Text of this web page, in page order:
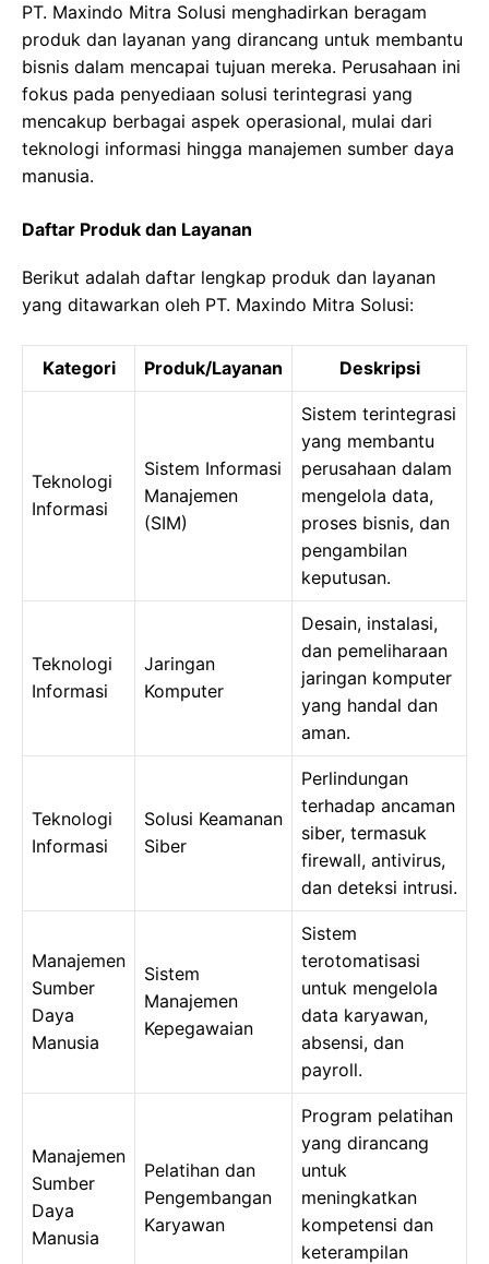
PT. Maxindo Mitra Solusi menghadirkan beragam
produk dan layanan yang dirancang untuk membantu
bisnis dalam mencapai tujuan mereka. Perusahaan ini
fokus pada penyediaan solusi terintegrasi yang
mencakup berbagai aspek operasional, mulai dari
teknologi informasi hingga manajemen sumber daya
manusia.
Daftar Produk dan Layanan
Berikut adalah daftar lengkap produk dan layanan
yang ditawarkan oleh PT. Maxindo Mitra Solusi:
Kategori Produk/Layanan Deskripsi
Teknologi
Informasi
Sistem Informasi
Manajemen
(SIM)
Sistem terintegrasi
yang membantu
perusahaan dalam
mengelola data,
proses bisnis, dan
pengambilan
keputusan.
Teknologi
Informasi
Jaringan
Komputer
Desain, instalasi,
dan pemeliharaan
jaringan komputer
yang handal dan
aman.
Teknologi
Informasi
Solusi Keamanan
Siber
Perlindungan
terhadap ancaman
siber, termasuk
firewall, antivirus,
dan deteksi intrusi.
Manajemen
Sumber
Daya
Manusia
Sistem
Manajemen
Kepegawaian
Sistem
terotomatisasi
untuk mengelola
data karyawan,
absensi, dan
payroll.
Manajemen
Sumber
Daya
Manusia
Pelatihan dan
Pengembangan
Karyawan
Program pelatihan
yang dirancang
untuk
meningkatkan
kompetensi dan
keterampilan